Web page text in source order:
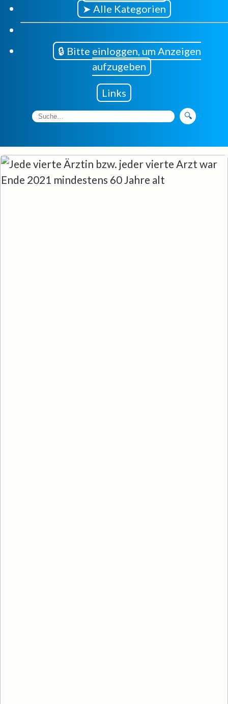
➤ Alle Kategorien
🔒 Bitte einloggen, um Anzeigen
aufzugeben
Links
🔍